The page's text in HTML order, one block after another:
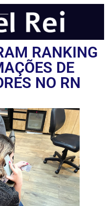
RANKING
DE
NO RN